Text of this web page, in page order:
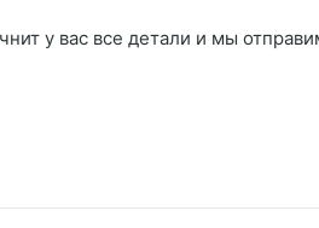
у вас все детали и мы